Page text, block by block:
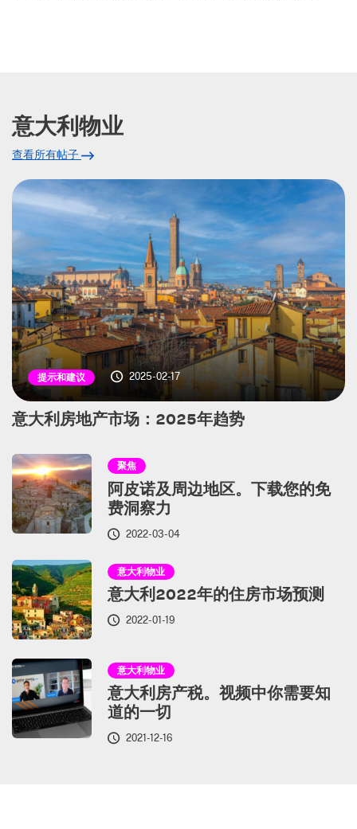
意大利物业
查看所有帖子
提示和建议 2025-02-17
意大利房地产市场：2025年趋势
聚焦
阿皮诺及周边地区。下载您的免
费洞察力
2022-03-04
意大利物业
意大利2022年的住房市场预测
2022-01-19
意大利物业
意大利房产税。视频中你需要知
道的一切
2021-12-16